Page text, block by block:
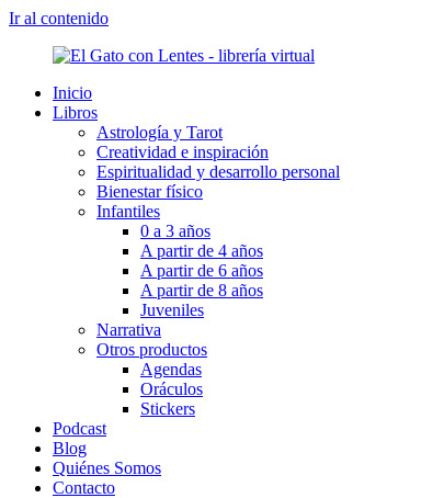
Ir al contenido
Inicio
Libros
Astrología y Tarot
Creatividad e inspiración
Espiritualidad y desarrollo personal
Bienestar físico
Infantiles
0 a 3 años
A partir de 4 años
A partir de 6 años
A partir de 8 años
Juveniles
Narrativa
Otros productos
Agendas
Oráculos
Stickers
Podcast
Blog
Quiénes Somos
Contacto